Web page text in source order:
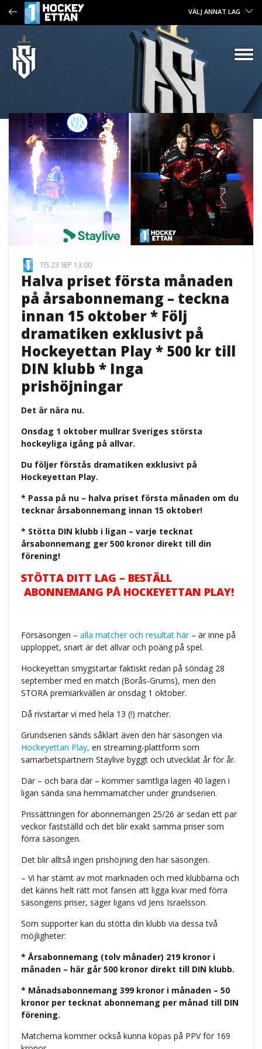
VÄLJ ANNAT LAG
TIS 23 SEP 13:00
Halva priset första månaden
på årsabonnemang – teckna
innan 15 oktober * Följ
dramatiken exklusivt på
Hockeyettan Play * 500 kr till
DIN klubb * Inga
prishöjningar
Det är nära nu.
Onsdag 1 oktober mullrar Sveriges största
hockeyliga igång på allvar.
Du följer förstås dramatiken exklusivt på
Hockeyettan Play.
* Passa på nu – halva priset första månaden om du
tecknar årsabonnemang innan 15 oktober!
* Stötta DIN klubb i ligan – varje tecknat
årsabonnemang ger 500 kronor direkt till din
förening!
STÖTTA DITT LAG – BESTÄLL
ABONNEMANG PÅ HOCKEYETTAN PLAY!
Försäsongen – alla matcher och resultat här– är inne på
upploppet, snart är det allvar och poäng på spel.
Hockeyettan smygstartar faktiskt redan på söndag 28
september med en match (Borås-Grums), men den
STORA premiärkvällen är onsdag 1 oktober.
Då rivstartar vi med hela 13 (!) matcher.
Grundserien sänds såklart även den här säsongen via
Hockeyettan Play, en streaming-plattform som
samarbetspartnern Staylive byggt och utvecklat år för år.
Där – och bara där – kommer samtliga lagen 40 lagen i
ligan sända sina hemmamatcher under grundserien.
Prissättningen för abonnemangen 25/26 är sedan ett par
veckor fastställd och det blir exakt samma priser som
förra säsongen.
Det blir alltså ingen prishöjning den här säsongen.
– Vi har stämt av mot marknaden och med klubbarna och
det känns helt rätt mot fansen att ligga kvar med förra
säsongens priser, säger ligans vd Jens Israelsson.
Som supporter kan du stötta din klubb via dessa två
möjligheter:
* Årsabonnemang (tolv månader) 219 kronor i
månaden – här går 500 kronor direkt till DIN klubb.
* Månadsabonnemang 399 kronor i månaden – 50
kronor per tecknat abonnemang per månad till DIN
förening.
Matcherna kommer också kunna köpas på PPV för 169